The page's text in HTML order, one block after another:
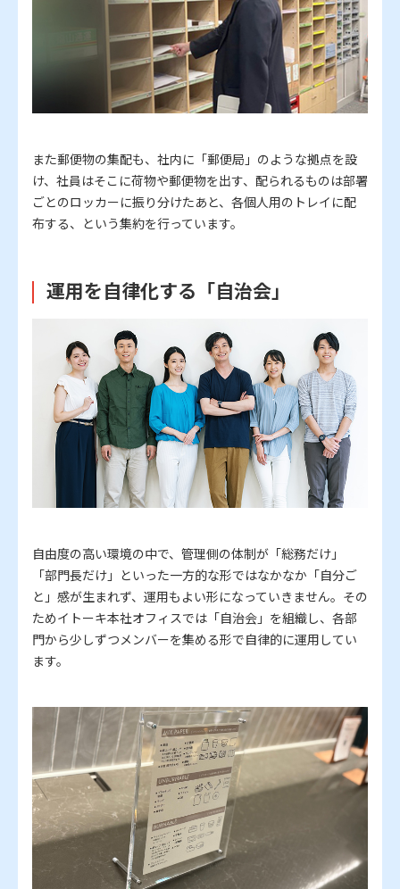
また郵便物の集配も、社内に「郵便局」のような拠点を設
け、社員はそこに荷物や郵便物を出す、配られるものは部署
ごとのロッカーに振り分けたあと、各個人用のトレイに配
布する、という集約を行っています。
運用を自律化する「自治会」
自由度の高い環境の中で、管理側の体制が「総務だけ」
「部門長だけ」といった一方的な形ではなかなか「自分ご
と」感が生まれず、運用もよい形になっていきません。その
ためイトーキ本社オフィスでは「自治会」を組織し、各部
門から少しずつメンバーを集める形で自律的に運用してい
ます。